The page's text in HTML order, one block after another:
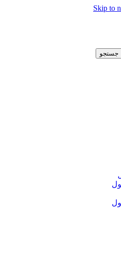
Skip to
جستجو